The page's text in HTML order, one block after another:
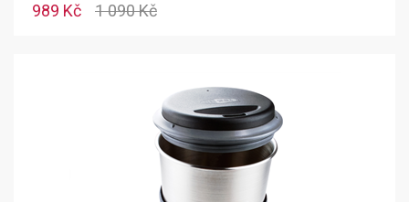
989 Kč 1 090 Kč